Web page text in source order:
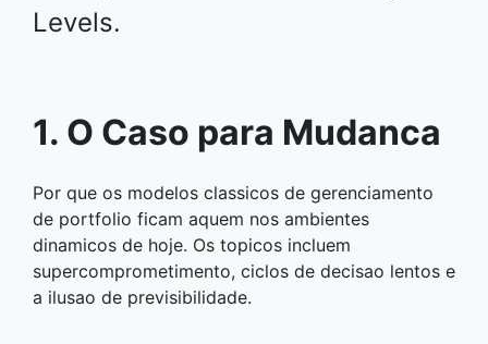
Levels.
1. O Caso para Mudanca
Por que os modelos classicos de gerenciamento
de portfolio ficam aquem nos ambientes
dinamicos de hoje. Os topicos incluem
supercomprometimento, ciclos de decisao lentos e
a ilusao de previsibilidade.